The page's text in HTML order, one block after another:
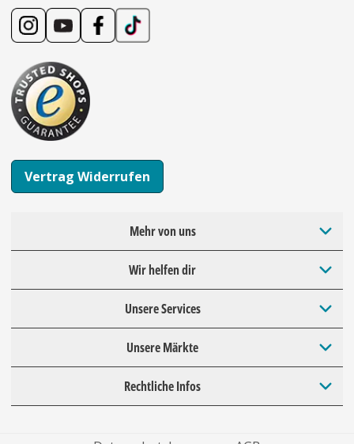
Vertrag Widerrufen
Mehr von uns
Wir helfen dir
Unsere Services
Unsere Märkte
Rechtliche Infos